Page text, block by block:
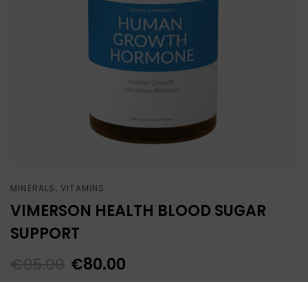
MINERALS, VITAMINS
VIMERSON HEALTH BLOOD SUGAR
SUPPORT
€80.00